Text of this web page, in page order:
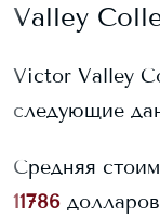
Valley
Victor Valley
следующие
Средняя
11786